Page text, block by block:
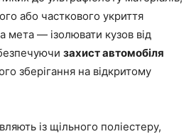
або часткового укриття
мета — ізолювати кузов від
захист автомобіля
зберігання на відкритому
із щільного поліестеру,